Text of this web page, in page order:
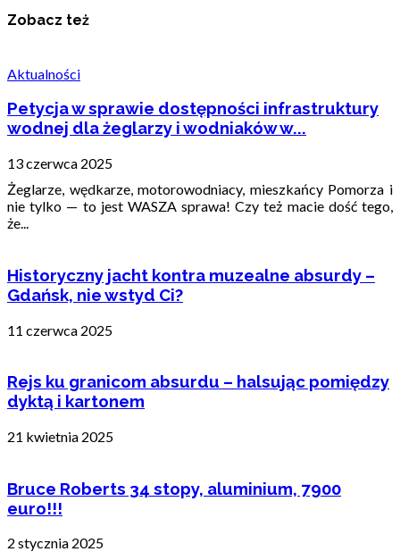
Zobacz też
Aktualności
Petycja w sprawie dostępności infrastruktury
wodnej dla żeglarzy i wodniaków w...
13 czerwca 2025
Żeglarze, wędkarze, motorowodniacy, mieszkańcy Pomorza i
nie tylko — to jest WASZA sprawa! Czy też macie dość tego,
że...
Historyczny jacht kontra muzealne absurdy –
Gdańsk, nie wstyd Ci?
11 czerwca 2025
Rejs ku granicom absurdu – halsując pomiędzy
dyktą i kartonem
21 kwietnia 2025
Bruce Roberts 34 stopy, aluminium, 7900
euro!!!
2 stycznia 2025